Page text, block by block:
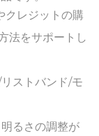
クレジットの購
法をサポートし
ストバンド/モ
るさの調整が